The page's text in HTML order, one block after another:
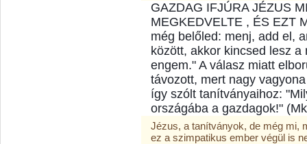
GAZDAG IFJÚRA JÉZUS
MEGKEDVELTE , ÉS EZT
még belőled: menj, add el,
között, akkor kincsed lesz
engem." A válasz miatt
távozott, mert nagy
így szólt tanítványaihoz:
országába a gazdagok!"
Jézus, a tanítványok, de még mi,
ez a szimpatikus ember végül is